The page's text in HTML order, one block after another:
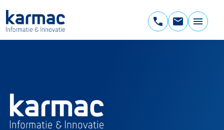
naar
de
inhoud
Karmac